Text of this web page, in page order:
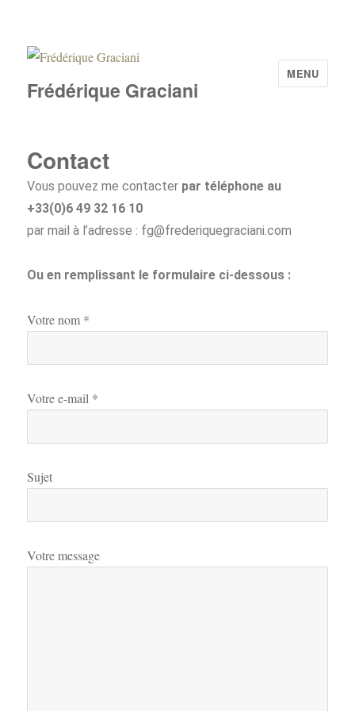
Frédérique Graciani
MENU
Contact
Vous pouvez me contacter par téléphone au
+33(0)6 49 32 16 10
par mail à l’adresse : fg@frederiquegraciani.com
Ou en remplissant le formulaire ci-dessous :
Votre nom *
Votre e-mail *
Sujet
Votre message